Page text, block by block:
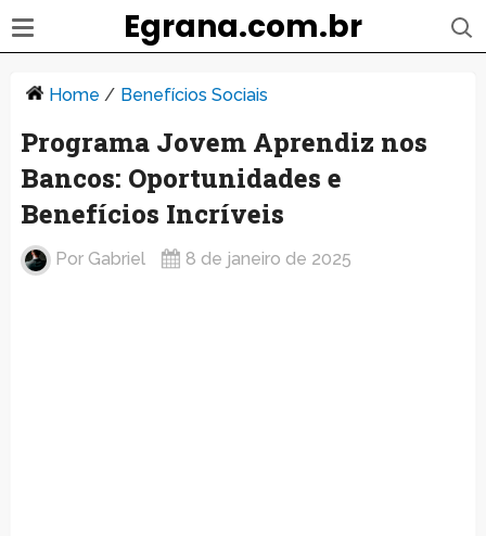
Egrana.com.br
Home / Benefícios Sociais
Programa Jovem Aprendiz nos
Bancos: Oportunidades e
Benefícios Incríveis
Por Gabriel 8 de janeiro de 2025